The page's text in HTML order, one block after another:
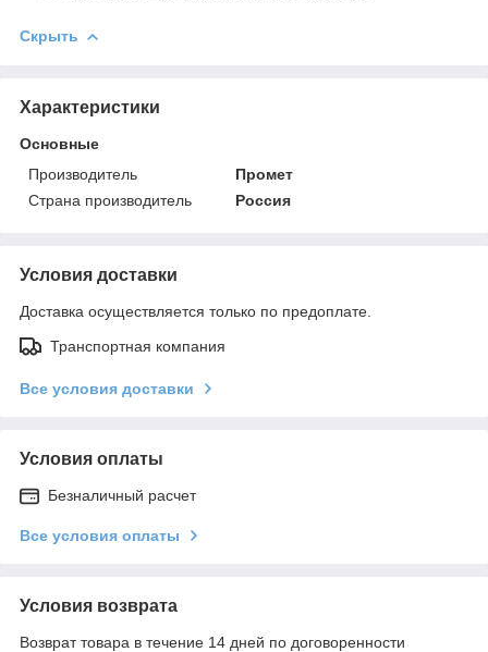
Скрыть
Характеристики
Основные
Производитель
Промет
Страна производитель
Россия
Условия доставки
Доставка осуществляется только по предоплате.
Транспортная компания
Все условия доставки
Условия оплаты
Безналичный расчет
Все условия оплаты
Условия возврата
Возврат товара в течение 14 дней по договоренности